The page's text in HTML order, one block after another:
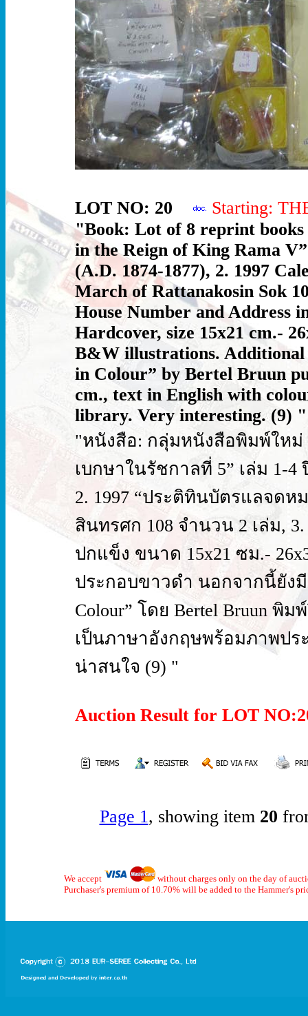
LOT NO: 20
Starting:
"Book: Lot of 8 reprint books
in the Reign of King Rama
(A.D. 1874-1877), 2. 1997
March of Rattanakosin Sok
House Number and Address
Hardcover, size 15x21 cm.-
B&W illustrations.
in Colour” by Bertel Bruun
cm., text in English with
library. Very interesting. (9) "
"หนังสือ: กลุ่มหนังสือพิมพ์ใหม่
เบกษาในรัชกาลที่ 5” เล่ม 1-4
2. 1997 “ประติทินบัตรแลจด
สินทรศก 108 จำนวน 2 เล่ม,
ปกแข็ง ขนาด 15x21 ซม.-
ประกอบขาวดำ นอกจากนี้ยังมี
Colour” โดย Bertel Bruun พิ
เป็นภาษาอังกฤษพร้อมภาพปร
น่าสนใจ (9) "
Auction Result for LOT
Page 1, showing item 20
We accept
without charges only on the day of
Purchaser's premium of 10.70% will be added to the Hammer's